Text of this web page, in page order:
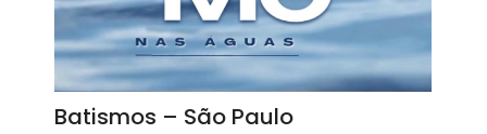
Batismos – São Paulo